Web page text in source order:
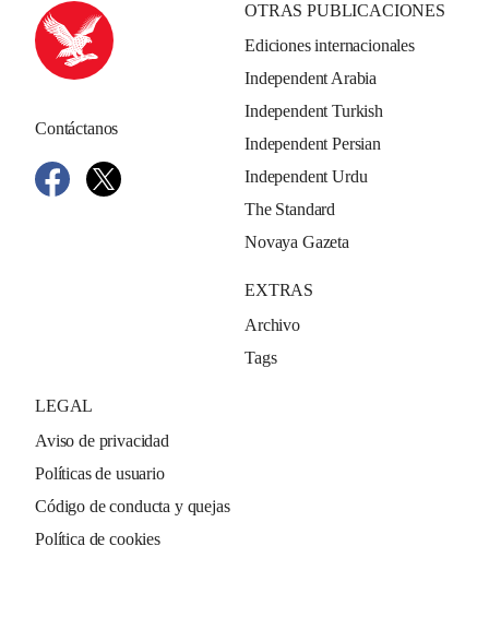
Contáctanos
OTRAS PUBLICACIONES
Ediciones internacionales
Independent Arabia
Independent Turkish
Independent Persian
Independent Urdu
The Standard
Novaya Gazeta
EXTRAS
Archivo
Tags
LEGAL
Aviso de privacidad
Políticas de usuario
Código de conducta y quejas
Política de cookies